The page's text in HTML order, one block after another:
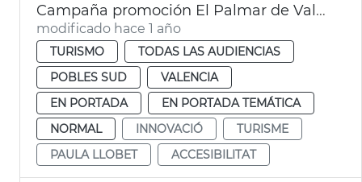
Campaña promoción El Palmar de València
modificado hace 1 año
TURISMO
TODAS LAS AUDIENCIAS
POBLES SUD
VALENCIA
EN PORTADA
EN PORTADA TEMÁTICA
NORMAL
INNOVACIÓ
TURISME
PAULA LLOBET
ACCESIBILITAT